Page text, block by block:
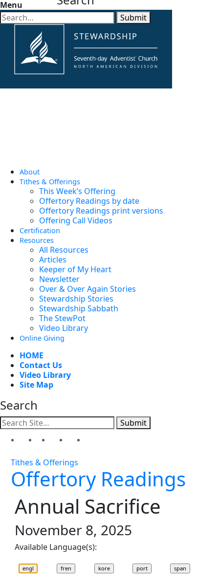
Menu
About
Tithes & Offerings
This Week’s Offering
Offertory Readings by date
Offertory Readings print versions
Offering Call Videos
Certification
Resources
All Resources
Articles
Keeper of My Heart
Newsletter
Over & Over Again Stories
Stewardship Stories
Stewardship Sabbath
The StewPot
Video Library
Online Giving
HOME
Contact Us
Video Library
Site Map
Search
Submit
Tithes & Offerings
Offertory Readings
Annual Sacrifice
November 8, 2025
Available Language(s):
Submit